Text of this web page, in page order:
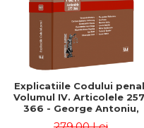
Explicatiile Codului
Volumul IV. Articolele
366 - George Antoniu,